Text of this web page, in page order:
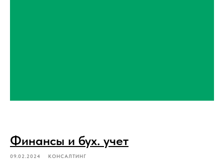
Финансы и бух. учет
09.02.2024 КОНСАЛТИНГ